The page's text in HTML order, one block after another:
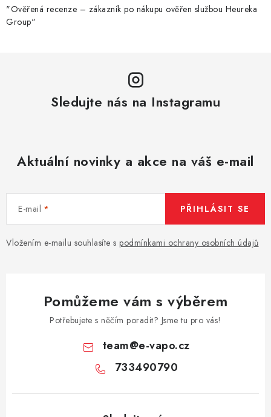
"Ověřená recenze – zákazník po nákupu ověřen službou Heureka
Group"
Sledujte nás na Instagramu
Aktuální novinky a akce na váš e-mail
E-mail
Vložením e-mailu souhlasíte s podmínkami ochrany osobních údajů
PŘIHLÁSIT SE
Pomůžeme vám s výběrem
Potřebujete s něčím poradit? Jsme tu pro vás!
team@e-vapo.cz
733490790